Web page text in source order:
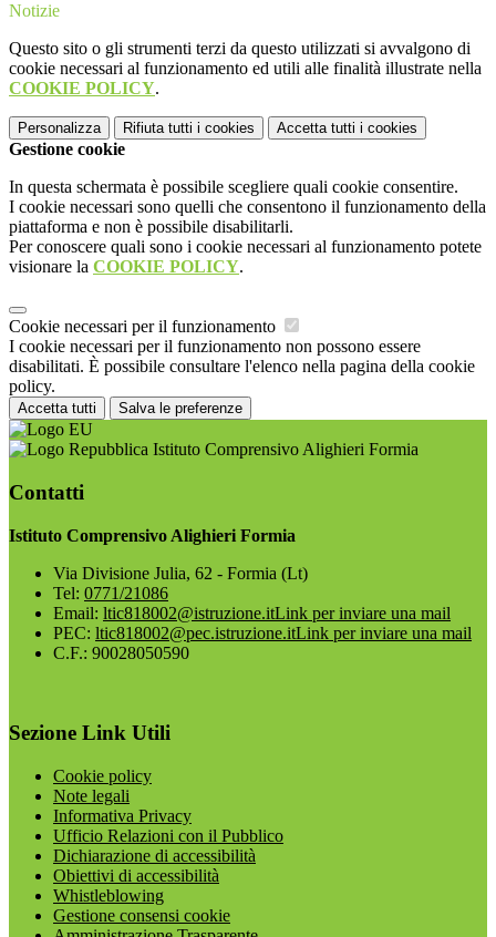
Notizie
Questo sito o gli strumenti terzi da questo utilizzati si avvalgono di
cookie necessari al funzionamento ed utili alle finalità illustrate nella
COOKIE POLICY.
Personalizza Rifiuta tutti i cookies Accetta tutti i cookies
Gestione cookie
In questa schermata è possibile scegliere quali cookie consentire.
I cookie necessari sono quelli che consentono il funzionamento della
piattaforma e non è possibile disabilitarli.
Per conoscere quali sono i cookie necessari al funzionamento potete
visionare la COOKIE POLICY.
Cookie necessari per il funzionamento
I cookie necessari per il funzionamento non possono essere
disabilitati. È possibile consultare l'elenco nella pagina della cookie
policy.
Accetta tutti Salva le preferenze
Istituto Comprensivo Alighieri Formia
Contatti
Istituto Comprensivo Alighieri Formia
Via Divisione Julia, 62 - Formia (Lt)
Tel: 0771/21086
Email: ltic818002@istruzione.itLink per inviare una mail
PEC: ltic818002@pec.istruzione.itLink per inviare una mail
C.F.: 90028050590
Sezione Link Utili
Cookie policy
Note legali
Informativa Privacy
Ufficio Relazioni con il Pubblico
Dichiarazione di accessibilità
Obiettivi di accessibilità
Whistleblowing
Gestione consensi cookie